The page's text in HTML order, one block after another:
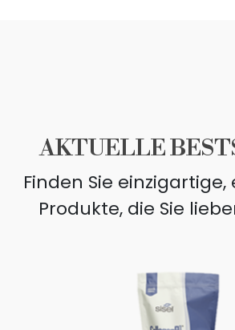
AKTUELLE
Finden Sie einzigartige,
Produkte, die Sie